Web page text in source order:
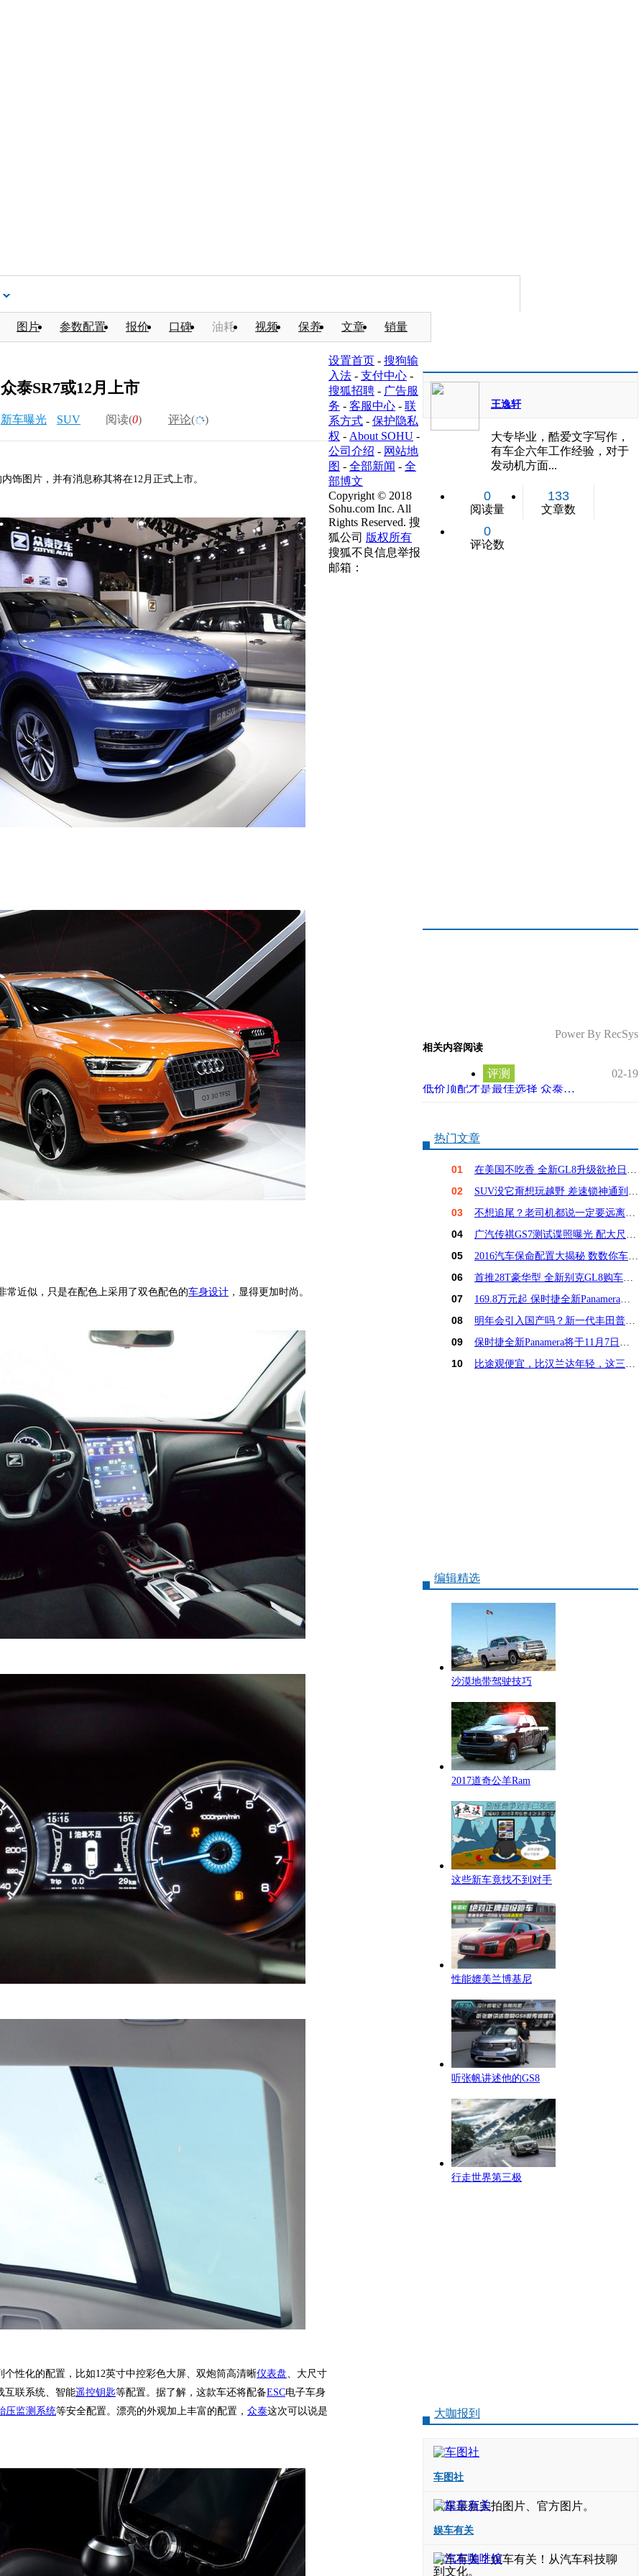
图片 参数配置 报价 口碑 油耗 视频 保养 文章 销量
泰SR7或12月上市
新车曝光 SUV 阅读(0) 评论( )
内饰图片，并有消息称其将在12月正式上市。
常近似，只是在配色上采用了双色配色的车身设计 ，显得更加时尚。
化的配置，比如12英寸中控彩色大屏、双炮筒高清晰仪表盘 、大尺寸
互联系统、智能遥控钥匙等配置。据了解，这款车还将配备ESC电子车身
压监测系统等安全配置。漂亮的外观加上丰富的配置， 众泰这次可以说是
王逸轩
大专毕业，酷爱文字写作，
有车企六年工作经验，对于
发动机方面...
0
阅读量
133
文章数
0
评论数
相关内容阅读
Power By RecSys
02-19
评测
低价顶配才是最佳选择 众泰SR7购车手册
热门文章
01 在美国不吃香 全新GL8升级欲抢日系饭碗？
02 SUV没它甭想玩越野 差速锁神通到底有多大？
03 不想追尾？老司机都说一定要远离这6种车！
04 广汽传祺GS7测试谍照曝光 配大尺寸屏幕
05 2016汽车保命配置大揭秘 数数你车占几样？
06 首推28T豪华型 全新别克GL8购车手册
07 169.8万元起 保时捷全新Panamera亚洲首发
08 明年会引入国产吗？新一代丰田普锐斯解析
09 保时捷全新Panamera将于11月7日亚洲首发
10 比途观便宜，比汉兰达年轻，这三款15万SUV怎么选
编辑精选
沙漠地带驾驶技巧
2017道奇公羊Ram
这些新车竟找不到对手
性能媲美兰博基尼
听张帆讲述他的GS8
行走世界第三极
大咖报到
车图社
汽车最新实拍图片、官方图片。
娱车有关
与车有关？娱车有关！从汽车科技聊
到文化。
设置首页 - 搜狗输
入法 - 支付中心 -
搜狐招聘 - 广告服
务 - 客服中心 - 联
系方式 - 保护隐私
权 - About SOHU -
公司介绍 - 网站地
图 - 全部新闻 - 全
部博文
Copyright © 2018
Sohu.com Inc. All
Rights Reserved. 搜
狐公司 版权所有
搜狐不良信息举报
邮箱：